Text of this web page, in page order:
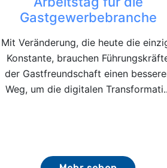
Gastgewerbebranche
Mit Veränderung, die heute die
Konstante, brauchen
der Gastfreundschaft einen
Weg, um die digitalen